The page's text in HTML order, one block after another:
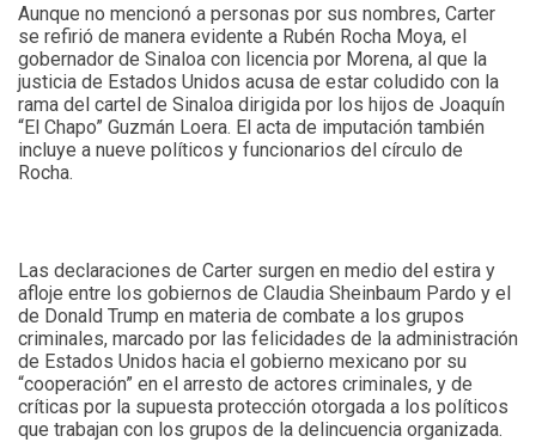
Aunque no mencionó a personas por sus nombres, Carter
se refirió de manera evidente a Rubén Rocha Moya, el
gobernador de Sinaloa con licencia por Morena, al que la
justicia de Estados Unidos acusa de estar coludido con la
rama del cartel de Sinaloa dirigida por los hijos de Joaquín
“El Chapo” Guzmán Loera. El acta de imputación también
incluye a nueve políticos y funcionarios del círculo de
Rocha.
Las declaraciones de Carter surgen en medio del estira y
afloje entre los gobiernos de Claudia Sheinbaum Pardo y el
de Donald Trump en materia de combate a los grupos
criminales, marcado por las felicidades de la administración
de Estados Unidos hacia el gobierno mexicano por su
“cooperación” en el arresto de actores criminales, y de
críticas por la supuesta protección otorgada a los políticos
que trabajan con los grupos de la delincuencia organizada.